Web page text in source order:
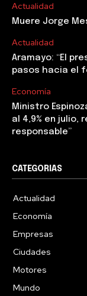
Actualidad
Muere Jorge
Actualidad
Aramayo: “El
pasos hacia el
Economía
Ministro
al 4,9% en
responsable”
CATEGORIAS
Actualidad
Economía
Empresas
Ciudades
Motores
Mundo